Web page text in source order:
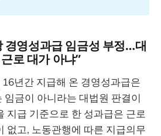
경영성과급 임금성 부정…대
로 대가 아냐”
년간 지급해 온 경영성과급은
임금이 아니라는 대법원 판결이
지급 기준으로 한 성과급은 근로
없고, 노동관행에 따른 지급의무